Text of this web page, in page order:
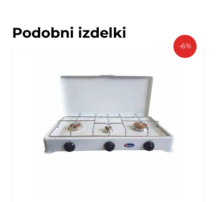
Podobni izdelki
-6%